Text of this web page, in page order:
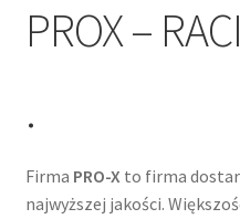
PROX –
.
Firma PRO-Xto firma
najwyższej jakości.